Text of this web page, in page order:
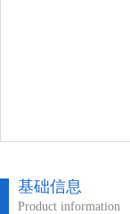
基础信息
Product information